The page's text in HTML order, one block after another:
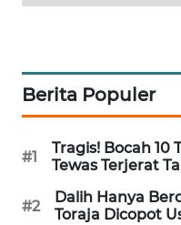
Berita Populer
#1
Tragis! Bocah
Tewas Terjerat
#2
Dalih Hanya
Toraja Dicopot
FORWAMKI
ALPERKLINAS
FORJASIDA